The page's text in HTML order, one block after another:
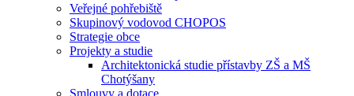
Veřejné pohřebiště
Skupinový vodovod CHOPOS
Strategie obce
Projekty a studie
Architektonická studie přístavby ZŠ a MŠ
Chotýšany
Smlouvy a dotace